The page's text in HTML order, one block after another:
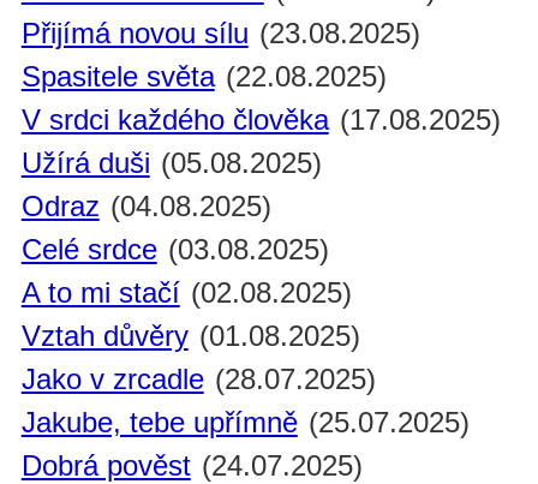
Přijímá novou sílu (23.08.2025)
Spasitele světa (22.08.2025)
V srdci každého člověka (17.08.2025)
Užírá duši (05.08.2025)
Odraz (04.08.2025)
Celé srdce (03.08.2025)
A to mi stačí (02.08.2025)
Vztah důvěry (01.08.2025)
Jako v zrcadle (28.07.2025)
Jakube, tebe upřímně (25.07.2025)
Dobrá pověst (24.07.2025)